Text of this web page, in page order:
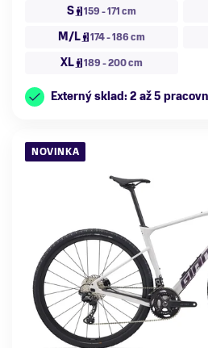
S
159 - 171 cm
M/L 174 - 186 cm
XL 189 - 200 cm
Externý sklad: 2 až 5
NOVINKA